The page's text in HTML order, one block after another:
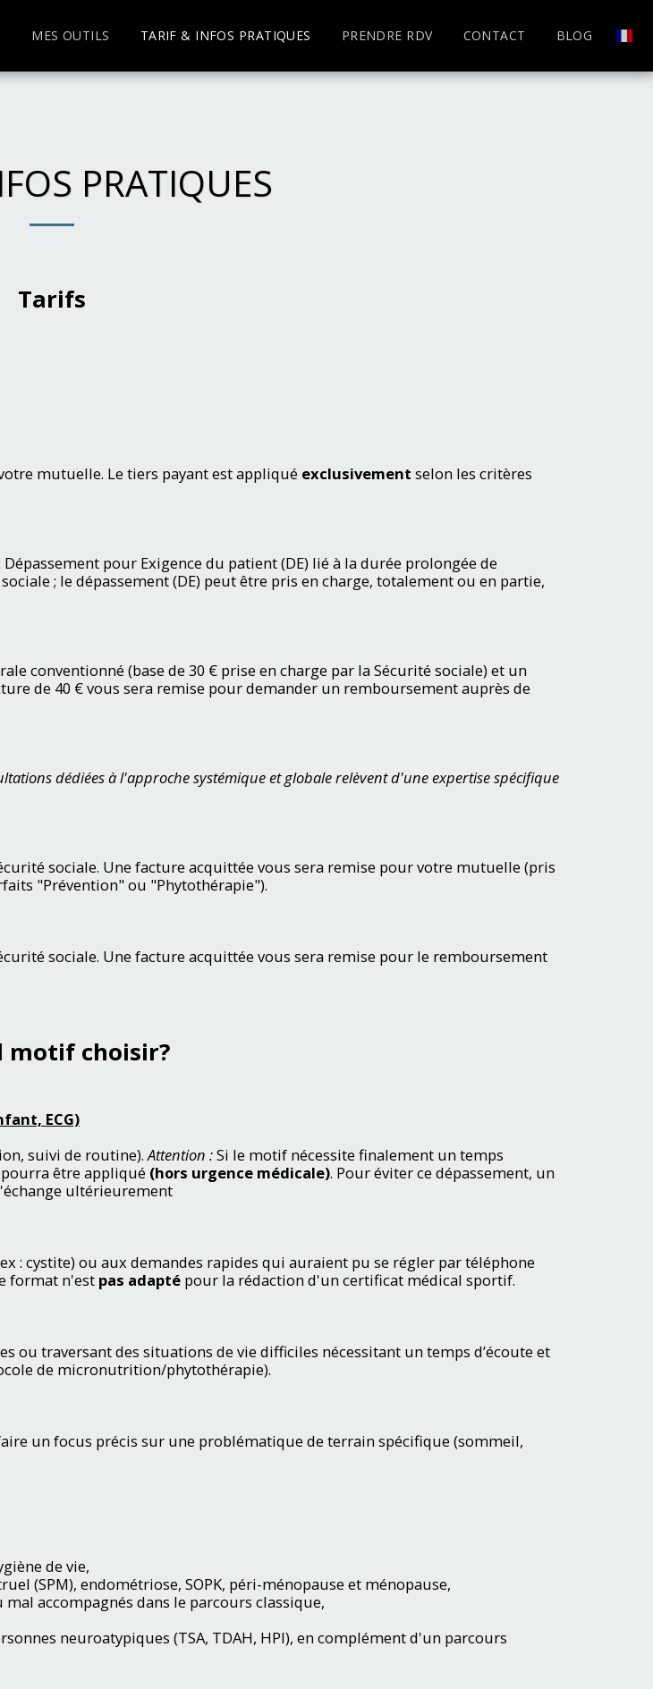
MES OUTILS TARIF & INFOS PRATIQUES PRENDRE RDV CONTACT BLOG
PRATIQUES
Tarifs
mutuelle. Le tiers payant est appliqué exclusivement selon les critères
pour Exigence du patient (DE) lié à la durée prolongée de
; le dépassement (DE) peut être pris en charge, totalement ou en partie,
conventionné (base de 30 € prise en charge par la Sécurité sociale) et un
de 40 € vous sera remise pour demander un remboursement auprès de
dédiées à l'approche systémique et globale relèvent d'une expertise spécifique
sociale. Une facture acquittée vous sera remise pour votre mutuelle (pris
"Prévention" ou "Phytothérapie").
sociale. Une facture acquittée vous sera remise pour le remboursement
motif choisir?
ECG)
suivi de routine).Attention :Si le motif nécessite finalement un temps
pourra être appliqué (hors urgence médicale). Pour éviter ce dépassement, un
ultérieurement
: cystite) ou aux demandes rapides qui auraient pu se régler par téléphone
format n'est pas adapté pour la rédaction d'un certificat médical sportif.
ou traversant des situations de vie difficiles nécessitant un temps d’écoute et
de micronutrition/phytothérapie).
un focus précis sur une problématique de terrain spécifique (sommeil,
de vie,
(SPM), endométriose, SOPK, péri-ménopause et ménopause,
accompagnés dans le parcours classique,
neuroatypiques (TSA, TDAH, HPI), en complément d'un parcours